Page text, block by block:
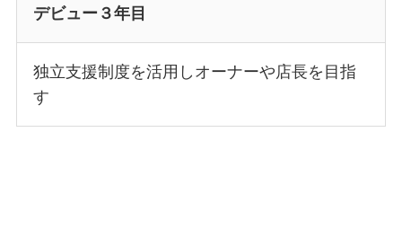
デビュー３年目
独立支援制度を活用しオーナーや店長を目指
す